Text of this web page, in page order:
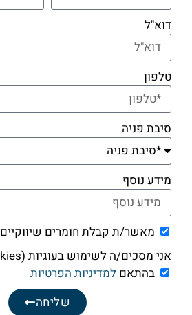
דוא"ל
טלפון
סיבת פניה
מידע נוסף
מאשר/ת קבלת חומרים שיווקיים
אני מסכים/ה לשימוש בעוגיות (Cookies)
בהתאם למדיניות הפרטיות
שליחה